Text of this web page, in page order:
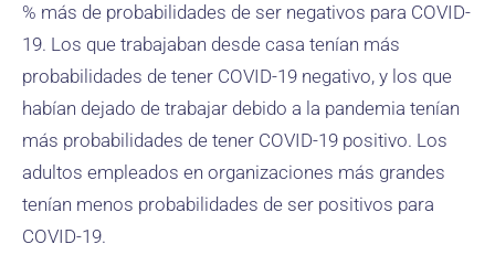
% más de probabilidades de ser negativos para COVID-
19. Los que trabajaban desde casa tenían más
probabilidades de tener COVID-19 negativo, y los que
habían dejado de trabajar debido a la pandemia tenían
más probabilidades de tener COVID-19 positivo. Los
adultos empleados en organizaciones más grandes
tenían menos probabilidades de ser positivos para
COVID-19.